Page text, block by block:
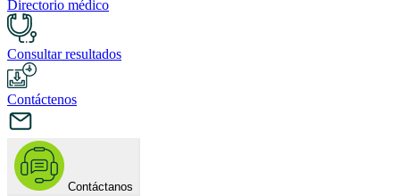
Directorio médico
Consultar resultados
Contáctenos
Contáctanos